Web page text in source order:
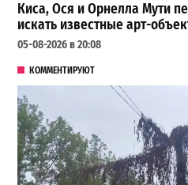
Киса, Ося и Орнелла Мути
искать известные арт-
05-08-2026 в 20:08
КОММЕНТИРУЮТ